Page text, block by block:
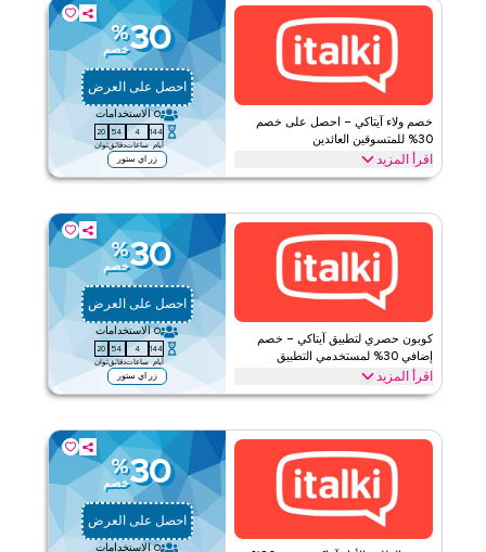
خصم ولاء آيتاكي – احصل على خصم
30% للمتسوقين العائدين
اقرأ المزيد
30
%
خصم
احصل على العرض
0 الاستخدامات
144
أيام
4
ساعات
54
دقائق
19
ثوان
زر اي ستور
العودة إلى آيتاكي؟ يمكن للعملاء الآن الاستمتاع بخصم 30% مع عرض
للمستخدمين المخلصين.
الأحكام والشروط
ينطبق على
ويب/تطبيق
على مستوى الموقع
اقرأ أقل
كوبون حصري لتطبيق آيتاكي – خصم
إضافي 30% لمستخدمي التطبيق
اقرأ المزيد
30
%
خصم
احصل على العرض
0 الاستخدامات
144
أيام
4
ساعات
54
دقائق
19
ثوان
زر اي ستور
احصل على خصم إضافي 30% مع برومو حصري لتطبيق آيتاكي. استردّ
الأحكام والشروط
ويب/تطبيق
على مستوى الموقع
30
%
خصم
احصل على العرض
0 الاستخدامات